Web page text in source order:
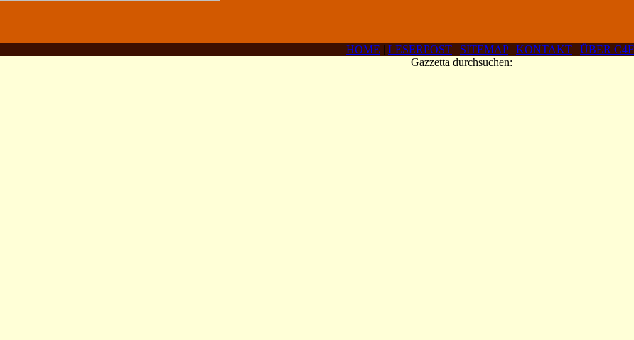
HOME | LESERPOST | SITEMAP| KONTAKT | ÜBER C4F
Gazzetta durchsuchen: